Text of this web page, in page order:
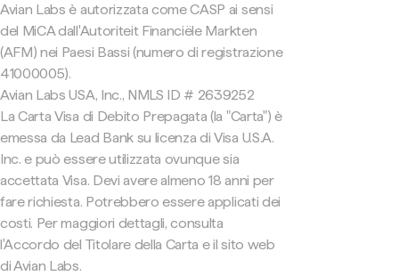
Avian Labs è autorizzata come CASP ai sensi
del MiCA dall'Autoriteit Financiële Markten
(AFM) nei Paesi Bassi (numero di registrazione
41000005).
Avian Labs USA, Inc., NMLS ID # 2639252
La Carta Visa di Debito Prepagata (la "Carta") è
emessa da Lead Bank su licenza di Visa U.S.A.
Inc. e può essere utilizzata ovunque sia
accettata Visa. Devi avere almeno 18 anni per
fare richiesta. Potrebbero essere applicati dei
costi. Per maggiori dettagli, consulta
l'Accordo del Titolare della Carta e il sito web
di Avian Labs.